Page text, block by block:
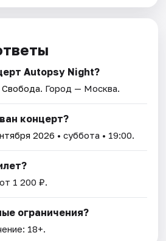
Autopsy Night?
Свобода. Город — Москва.
концерт?
2026 • суббота • 19:00.
1 200 ₽.
ограничения?
18+.